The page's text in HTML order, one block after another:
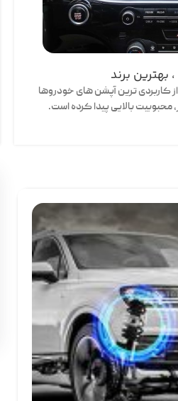
بهترین برند
کاربردی ­ترین آپشن­ های خودروها
بالایی پیدا کرده­ است.